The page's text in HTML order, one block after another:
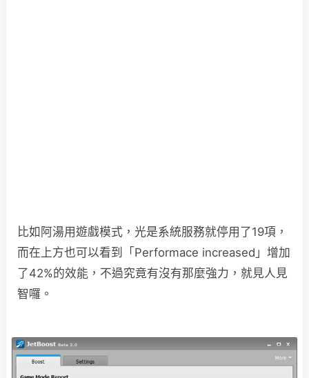
比如阿湯用遊戲模式，光是系統服務就停用了19項，
而在上方也可以看到「Performace increased」增加
了42%的效能，不過究竟有沒有那麼強力，就見人見
智囉。